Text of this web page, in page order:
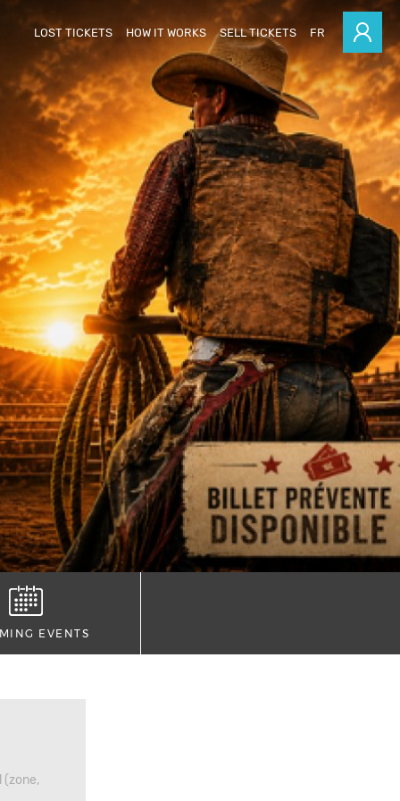
LOST TICKETS HOW IT WORKS SELL TICKETS FR
EVENTS
(zone,